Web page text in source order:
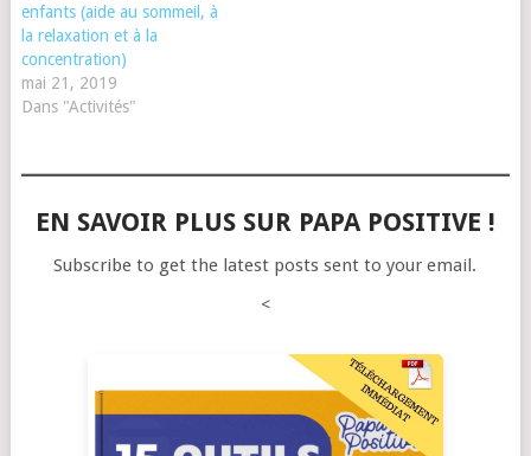
enfants (aide au sommeil, à
la relaxation et à la
concentration)
mai 21, 2019
Dans "Activités"
EN SAVOIR PLUS SUR PAPA POSITIVE !
Subscribe to get the latest posts sent to your email.
<